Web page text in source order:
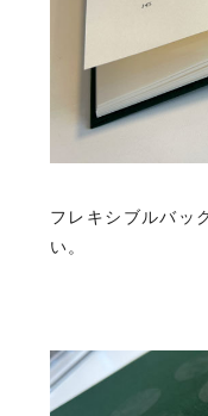
フレキシブルバッ
い。